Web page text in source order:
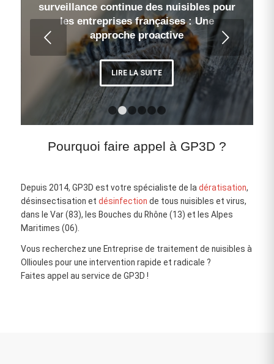
surveillance continue des nuisibles pour
les entreprises françaises : Une
approche proactive
LIRE LA SUITE
Suivant
Pourquoi faire appel à GP3D ?
Depuis 2014, GP3D est votre spécialiste de ladératisation,
désinsectisation et désinfection de tous nuisibles et virus,
dans le Var (83), les Bouches du Rhône (13) et les Alpes
Maritimes (06).
Vous recherchez une Entreprise de traitement de nuisibles à
Ollioules pour une intervention rapide et radicale ?
Faites appel au service de GP3D !